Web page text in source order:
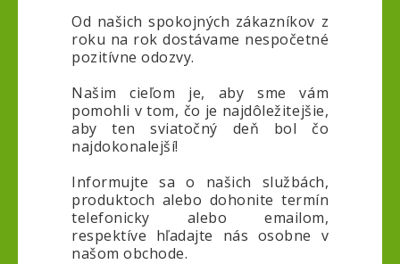
Od našich spokojných zákazníkov z
roku na rok dostávame nespočetné
pozitívne odozvy.
Našim cieľom je, aby sme vám
pomohli v tom, čo je najdôležitejšie,
aby ten sviatočný deň bol čo
najdokonalejší!
Informujte sa o našich službách,
produktoch alebo dohonite termín
telefonicky alebo emailom,
respektíve hľadajte nás osobne v
našom obchode.